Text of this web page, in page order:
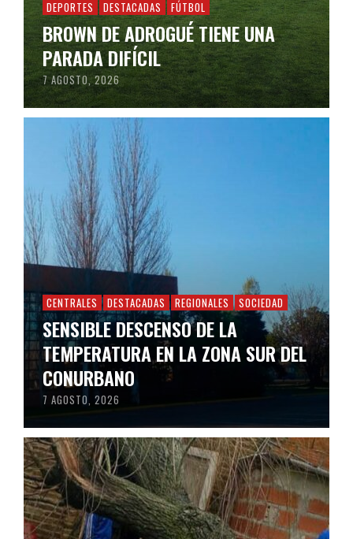
DEPORTES DESTACADAS FÚTBOL
BROWN DE ADROGUÉ TIENE UNA
PARADA DIFÍCIL
7 AGOSTO, 2026
CENTRALES DESTACADAS REGIONALES SOCIEDAD
SENSIBLE DESCENSO DE LA
TEMPERATURA EN LA ZONA SUR DEL
CONURBANO
7 AGOSTO, 2026